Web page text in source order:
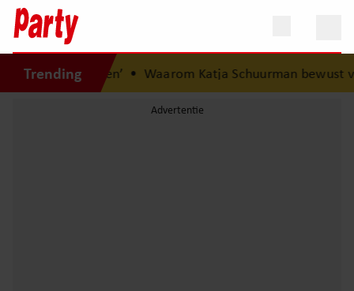
Trending
ik nooit vergeten’•Waarom Katja Schuurman bewust